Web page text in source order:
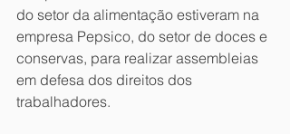
do setor da alimentação estiveram na
empresa Pepsico, do setor de doces e
conservas, para realizar assembleias
em defesa dos direitos dos
trabalhadores.